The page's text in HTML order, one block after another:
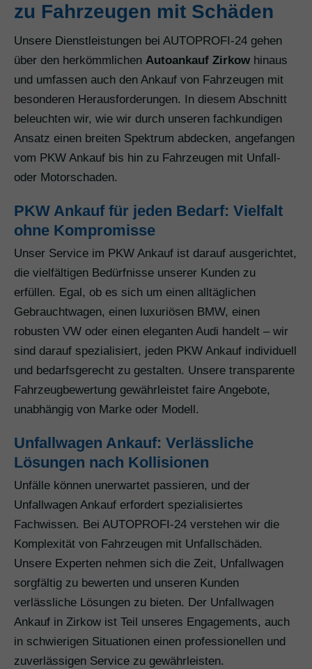
zu Fahrzeugen mit Schäden
Unsere Dienstleistungen bei AUTOPROFI-24 gehen
über den herkömmlichen Autoankauf Zirkow hinaus
und umfassen auch den Ankauf von Fahrzeugen mit
besonderen Herausforderungen. In diesem Abschnitt
beleuchten wir, wie wir durch unseren fachkundigen
Ansatz einen breiten Spektrum abdecken, angefangen
vom PKW Ankauf bis hin zu Fahrzeugen mit Unfall-
oder Motorschaden.
PKW Ankauf für jeden Bedarf: Vielfalt
ohne Kompromisse
Unser Service im PKW Ankauf ist darauf ausgerichtet,
die vielfältigen Bedürfnisse unserer Kunden zu
erfüllen. Egal, ob es sich um einen alltäglichen
Gebrauchtwagen, einen luxuriösen BMW, einen
robusten VW oder einen eleganten Audi handelt – wir
sind darauf spezialisiert, jeden PKW Ankauf individuell
und bedarfsgerecht zu gestalten. Unsere transparente
Fahrzeugbewertung gewährleistet faire Angebote,
unabhängig von Marke oder Modell.
Unfallwagen Ankauf: Verlässliche
Lösungen nach Kollisionen
Unfälle können unerwartet passieren, und der
Unfallwagen Ankauf erfordert spezialisiertes
Fachwissen. Bei AUTOPROFI-24 verstehen wir die
Komplexität von Fahrzeugen mit Unfallschäden.
Unsere Experten nehmen sich die Zeit, Unfallwagen
sorgfältig zu bewerten und unseren Kunden
verlässliche Lösungen zu bieten. Der Unfallwagen
Ankauf in Zirkow ist Teil unseres Engagements, auch
in schwierigen Situationen einen professionellen und
zuverlässigen Service zu gewährleisten.